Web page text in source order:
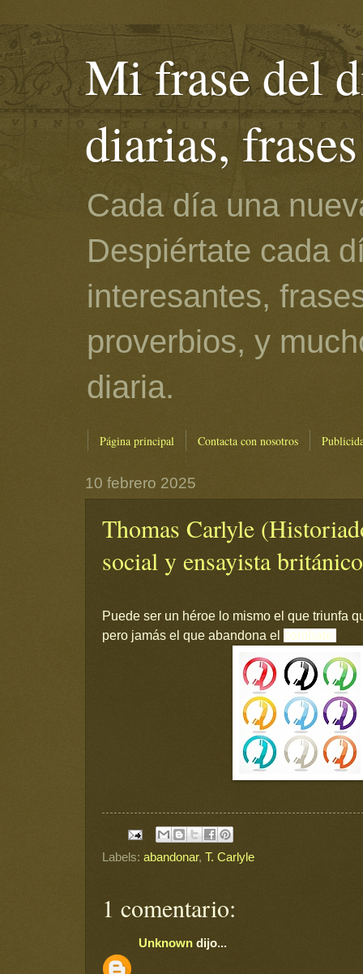
Mi frase del
diarias,
Cada día una
Despiértate cada
interesantes,
proverbios, y
diaria.
Página principal Contacta con nosotros
10 febrero 2025
Thomas Carlyle
social y ensayista
Puede ser un héroe lo mismo el que triunfa
pero jamás el que abandona el combate.
Labels: abandonar, T. Carlyle
1 comentario:
Unknown dijo...